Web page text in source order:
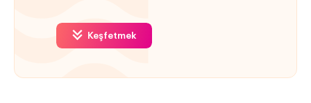
Keşfetmek